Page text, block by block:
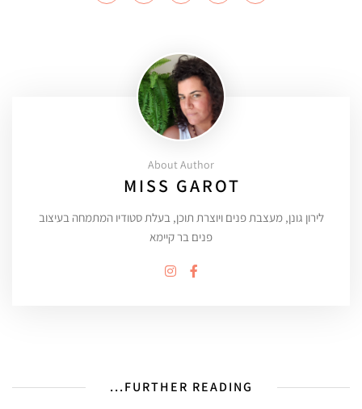
About Author
MISS GAROT
לירון גונן, מעצבת פנים ויוצרת תוכן, בעלת סטודיו המתמחה בעיצוב
פנים בר קיימא
FURTHER READING...